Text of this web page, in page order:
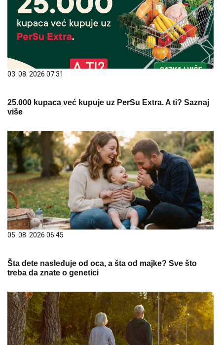
03. 08. 2026 07:31
25.000 kupaca već kupuje uz PerSu Extra. A ti? Saznaj
više
05. 08. 2026 06:45
Šta dete nasleđuje od oca, a šta od majke? Sve što
treba da znate o genetici